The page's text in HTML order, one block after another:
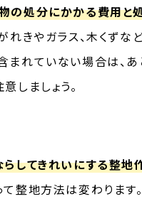
の処分にかかる費用と
れきやガラス、木くず
れていない場合は、
しましょう。
してきれいにする整地
整地方法は変わります